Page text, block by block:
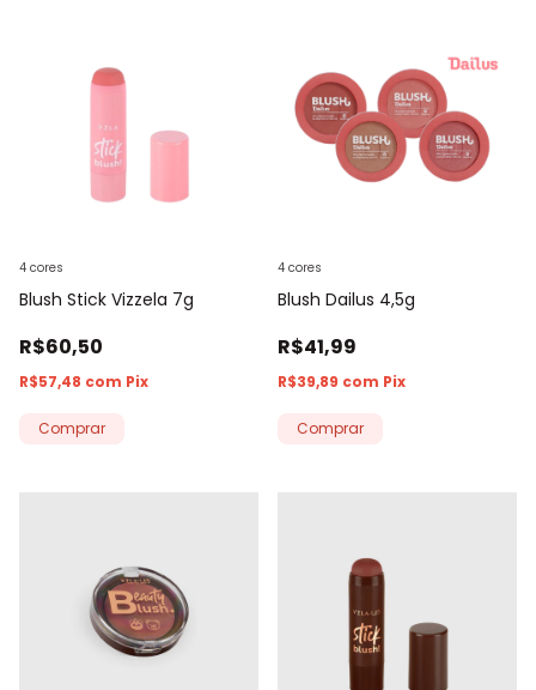
Blush Stick Vizzela 7g
R$60,50
R$57,48 com Pix
4 cores
Comprar
Blush Dailus 4,5g
R$41,99
R$39,89 com Pix
4 cores
Comprar